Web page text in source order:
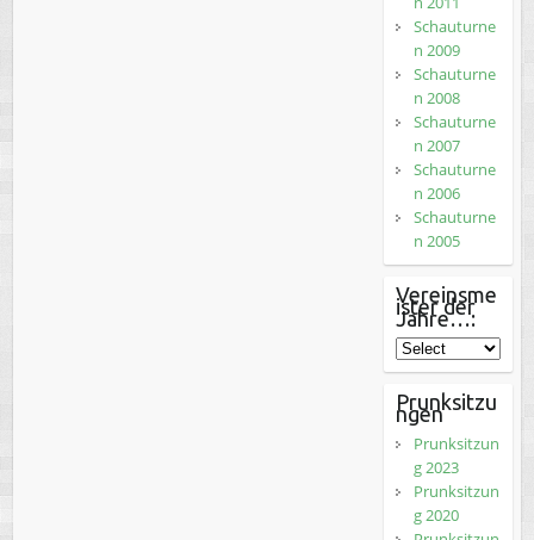
Schauturne
n 2009
Schauturne
n 2008
Schauturne
n 2007
Schauturne
n 2006
Schauturne
n 2005
Vereinsme
ister der
Jahre…:
Prunksitzu
ngen
Prunksitzun
g 2023
Prunksitzun
g 2020